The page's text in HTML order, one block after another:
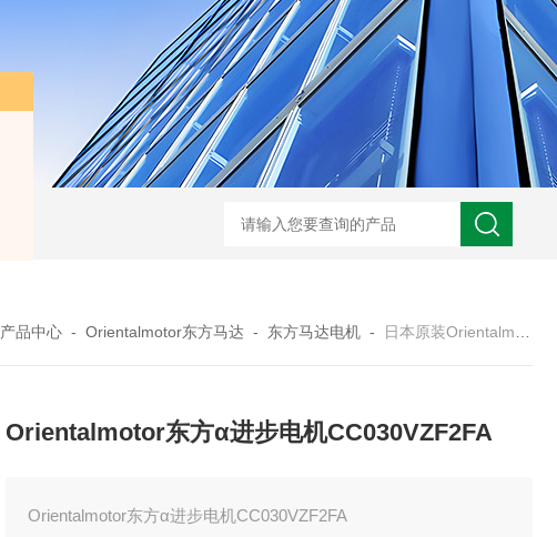
产品中心 -Orientalmotor东方马达 - 东方马达电机 - 日本原装Orientalmotor东方α进步电机CC030VZF2FA
Orientalmotor东方α进步电机CC030VZF2FA
Orientalmotor东方α进步电机CC030VZF2FA